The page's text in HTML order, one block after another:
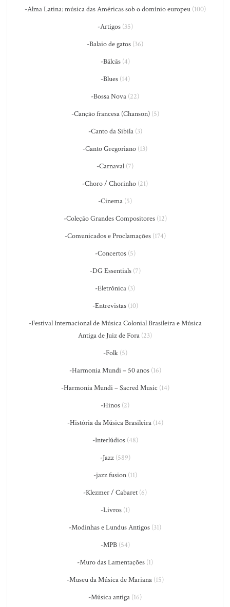
-Alma Latina: música das Américas sob o domínio europeu(100)
-Artigos(35)
-Balaio de gatos (36)
-Bálcãs(4)
-Blues(14)
-Bossa Nova (22)
-Canção francesa (Chanson)(5)
-Canto da Sibila(3)
-Canto Gregoriano (13)
-Carnaval (7)
-Choro / Chorinho (21)
-Cinema (5)
-Coleção Grandes Compositores(12)
-Comunicados e Proclamações(174)
-Concertos(5)
-DG Essentials(7)
-Eletrônica (3)
-Entrevistas(10)
-Festival Internacional de Música Colonial Brasileira e Música
Antiga de Juiz de Fora (23)
-Folk(5)
-Harmonia Mundi – 50 anos(16)
-Harmonia Mundi – Sacred Music (14)
-Hinos (2)
-História da Música Brasileira(14)
-Interlúdios(48)
-Jazz(589)
-jazz fusion(11)
-Klezmer / Cabaret (6)
-Livros(1)
-Modinhas e Lundus Antigos (31)
-MPB(54)
-Muro das Lamentações (1)
-Museu da Música de Mariana(15)
-Música antiga (16)